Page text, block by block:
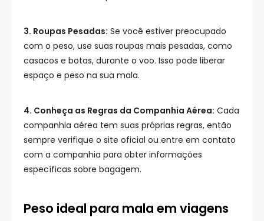
3. Roupas Pesadas: Se você estiver preocupado
com o peso, use suas roupas mais pesadas, como
casacos e botas, durante o voo. Isso pode liberar
espaço e peso na sua mala.
4. Conheça as Regras da Companhia Aérea: Cada
companhia aérea tem suas próprias regras, então
sempre verifique o site oficial ou entre em contato
com a companhia para obter informações
específicas sobre bagagem.
Peso ideal para mala em viagens